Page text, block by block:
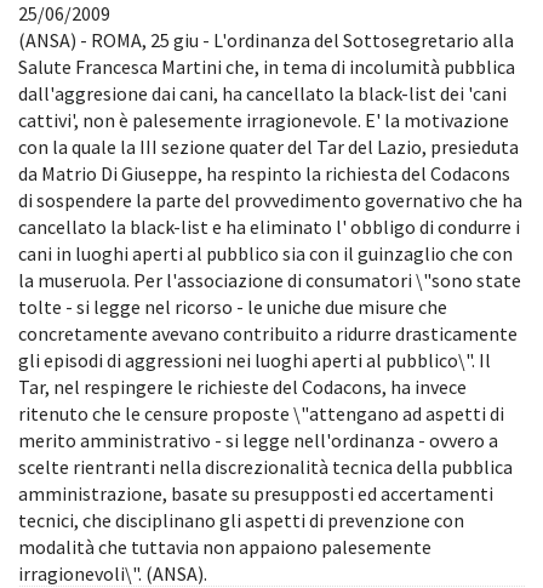
25/06/2009
(ANSA) - ROMA, 25 giu - L'ordinanza del Sottosegretario alla
Salute Francesca Martini che, in tema di incolumità pubblica
dall'aggresione dai cani, ha cancellato la black-list dei 'cani
cattivi', non è palesemente irragionevole. E' la motivazione
con la quale la III sezione quater del Tar del Lazio, presieduta
da Matrio Di Giuseppe, ha respinto la richiesta del Codacons
di sospendere la parte del provvedimento governativo che ha
cancellato la black-list e ha eliminato l' obbligo di condurre i
cani in luoghi aperti al pubblico sia con il guinzaglio che con
la museruola. Per l'associazione di consumatori \"sono state
tolte - si legge nel ricorso - le uniche due misure che
concretamente avevano contribuito a ridurre drasticamente
gli episodi di aggressioni nei luoghi aperti al pubblico\". Il
Tar, nel respingere le richieste del Codacons, ha invece
ritenuto che le censure proposte \"attengano ad aspetti di
merito amministrativo - si legge nell'ordinanza - ovvero a
scelte rientranti nella discrezionalità tecnica della pubblica
amministrazione, basate su presupposti ed accertamenti
tecnici, che disciplinano gli aspetti di prevenzione con
modalità che tuttavia non appaiono palesemente
irragionevoli\". (ANSA).